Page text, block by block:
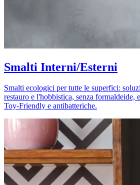
Smalti Interni/Esterni
Smalti ecologici per tutte le superfici:
restauro e l'hobbistica, senza formaldeide,
Toy-Friendly e antibatteriche.